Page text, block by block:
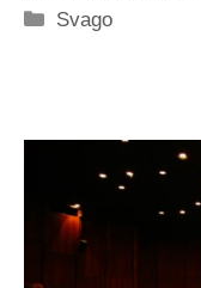
Categorie
Svago